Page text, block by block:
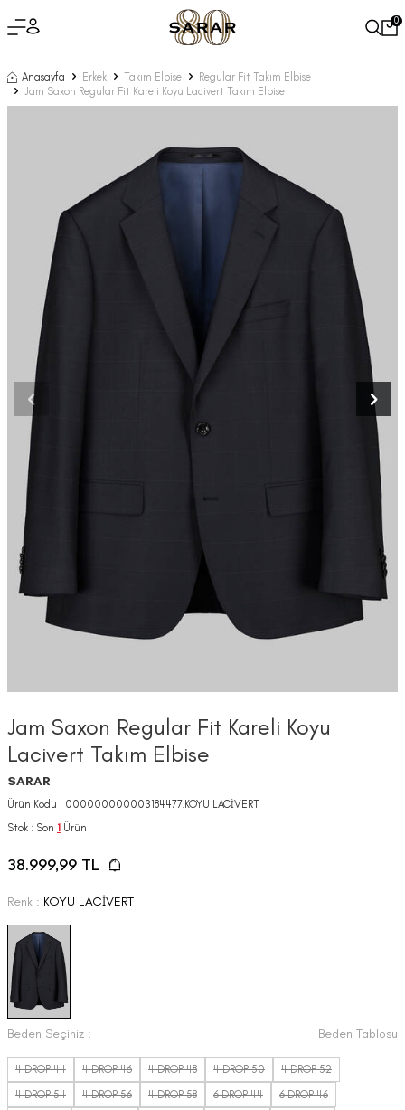
0
Anasayfa Erkek Takım Elbise
Regular Fit Takım Elbise
Jam Saxon Regular Fit Kareli Koyu Lacivert Takım Elbise
Jam Saxon Regular Fit Kareli Koyu
Lacivert Takım Elbise
SARAR
Ürün Kodu : 000000000003184477.KOYU LACİVERT
Stok : Son 1 Ürün
38.999,99 TL
Renk : KOYU LACİVERT
Beden Seçiniz : Beden Tablosu
4 DROP 44 4 DROP 46 4 DROP 48 4 DROP 50
4 DROP 52
4 DROP 54
4 DROP 56 4 DROP 58 6 DROP 44
6 DROP 46